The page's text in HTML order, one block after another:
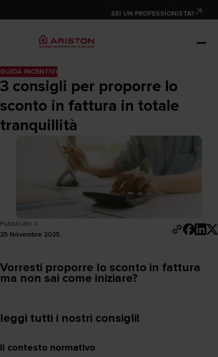
SEI UN PROFESSIONISTA?
GUIDA INCENTIVI
3 consigli per proporre lo
sconto in fattura in totale
tranquillità
Pubblicato il
25 Novembre 2025
Vorresti proporre lo sconto in fattura
ma non sai come iniziare?
leggi tutti i nostri consigli!
Il contesto normativo